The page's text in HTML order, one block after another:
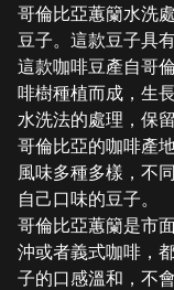
哥倫比亞蕙籣水洗
豆子。這款豆子具
這款咖啡豆產自哥
啡樹種植而成，生
水洗法的處理，保
哥倫比亞的咖啡產
風味多種多樣，不
自己口味的豆子。
哥倫比亞蕙籣是市
沖或者義式咖啡，
子的口感溫和，不